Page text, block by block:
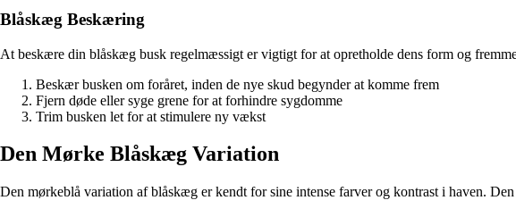
Blåskæg Beskæring
At beskære din blåskæg busk regelmæssigt er vigtigt for at opretholde dens form og
Beskær busken om foråret, inden de nye skud begynder at komme frem
Fjern døde eller syge grene for at forhindre sygdomme
Trim busken let for at stimulere ny vækst
Den Mørke Blåskæg Variation
Den mørkeblå variation af blåskæg er kendt for sine intense farver og kontrast i haven.